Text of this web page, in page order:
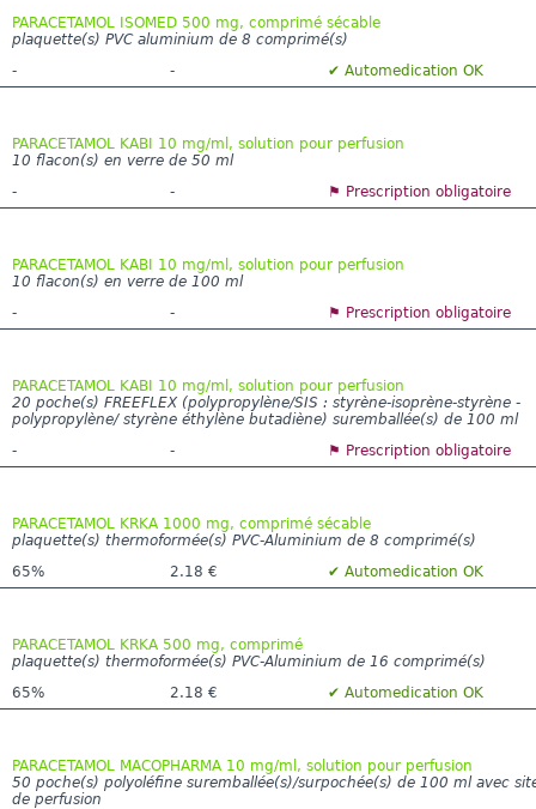
PARACETAMOL ISOMED 500 mg, comprimé sécable
plaquette(s) PVC aluminium de 8 comprimé(s)
-
- ✔ Automedication OK
PARACETAMOL KABI 10 mg/ml, solution pour perfusion
10 flacon(s) en verre de 50 ml
-
- ⚑ Prescription obligatoire
PARACETAMOL KABI 10 mg/ml, solution pour perfusion
10 flacon(s) en verre de 100 ml
-
- ⚑ Prescription obligatoire
PARACETAMOL KABI 10 mg/ml, solution pour perfusion
20 poche(s) FREEFLEX (polypropylène/SIS : styrène-isoprène-styrène -
polypropylène/ styrène éthylène butadiène) suremballée(s) de 100 ml
-
- ⚑ Prescription obligatoire
PARACETAMOL KRKA 1000 mg, comprimé sécable
plaquette(s) thermoformée(s) PVC-Aluminium de 8 comprimé(s)
65%
2.18 € ✔ Automedication OK
PARACETAMOL KRKA 500 mg, comprimé
plaquette(s) thermoformée(s) PVC-Aluminium de 16 comprimé(s)
65%
2.18 € ✔ Automedication OK
PARACETAMOL MACOPHARMA 10 mg/ml, solution pour perfusion
50 poche(s) polyoléfine suremballée(s)/surpochée(s) de 100 ml avec
de perfusion